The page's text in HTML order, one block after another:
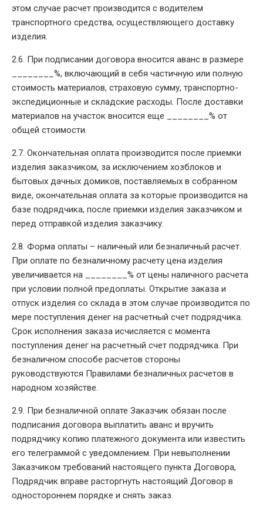
этом случае расчет производится с водителем
транспортного средства, осуществляющего доставку
изделия.
2.6. При подписании договора вносится аванс в размере
________%, включающий в себя частичную или полную
стоимость материалов, страховую сумму, транспортно-
экспедиционные и складские расходы. После доставки
материалов на участок вносится еще ________% от
общей стоимости.
2.7. Окончательная оплата производится после приемки
изделия заказчиком, за исключением хозблоков и
бытовых дачных домиков, поставляемых в собранном
виде, окончательная оплата за которые производится на
базе подрядчика, после приемки изделия заказчиком и
перед отправкой изделия заказчику.
2.8. Форма оплаты – наличный или безналичный расчет.
При оплате по безналичному расчету цена изделия
увеличивается на ________% от цены наличного расчета
при условии полной предоплаты. Открытие заказа и
отпуск изделия со склада в этом случае производится по
мере поступления денег на расчетный счет подрядчика.
Срок исполнения заказа исчисляется с момента
поступления денег на расчетный счет подрядчика. При
безналичном способе расчетов стороны
руководствуются Правилами безналичных расчетов в
народном хозяйстве.
2.9. При безналичной оплате Заказчик обязан после
подписания договора выплатить аванс и вручить
подрядчику копию платежного документа или известить
его телеграммой с уведомлением. При невыполнении
3aказчиком требований настоящего пункта Договора,
Подрядчик вправе расторгнуть настоящий Договор в
одностороннем порядке и снять заказ.